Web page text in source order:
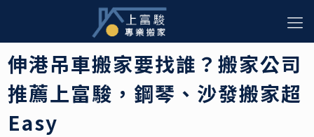
伸港吊車搬家要找誰？搬家公司
推薦上富駿，鋼琴、沙發搬家超
Easy